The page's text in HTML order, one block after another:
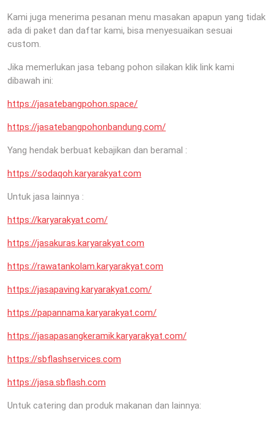
Kami juga menerima pesanan menu masakan apapun yang tidak
ada di paket dan daftar kami, bisa menyesuaikan sesuai
custom.
Jika memerlukan jasa tebang pohon silakan klik link kami
dibawah ini:
https://jasatebangpohon.space/
https://jasatebangpohonbandung.com/
Yang hendak berbuat kebajikan dan beramal :
https://sodaqoh.karyarakyat.com
Untuk jasa lainnya :
https://karyarakyat.com/
https://jasakuras.karyarakyat.com
https://rawatankolam.karyarakyat.com
https://jasapaving.karyarakyat.com/
https://papannama.karyarakyat.com/
https://jasapasangkeramik.karyarakyat.com/
https://sbflashservices.com
https://jasa.sbflash.com
Untuk catering dan produk makanan dan lainnya: